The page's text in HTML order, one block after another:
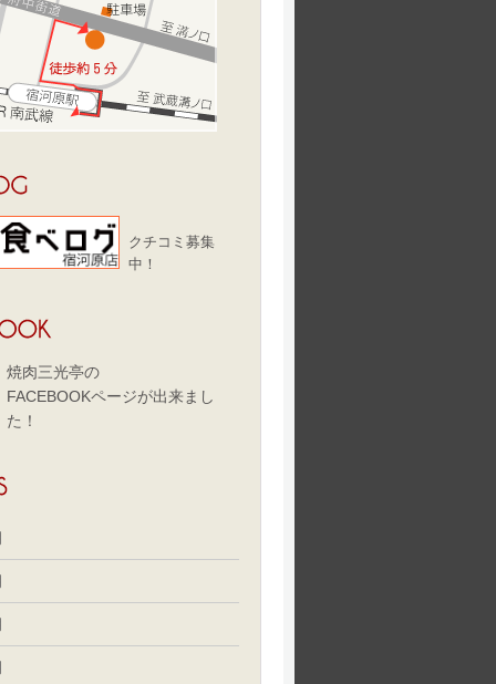
クチコミ募集
中！
焼肉三光亭の
FACEBOOKページが出来まし
た！